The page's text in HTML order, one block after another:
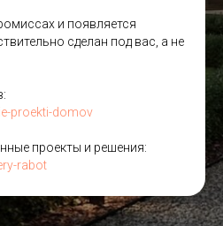
и появляется
сделан под вас, а не
proekti-domov
проекты и решения:
rabot